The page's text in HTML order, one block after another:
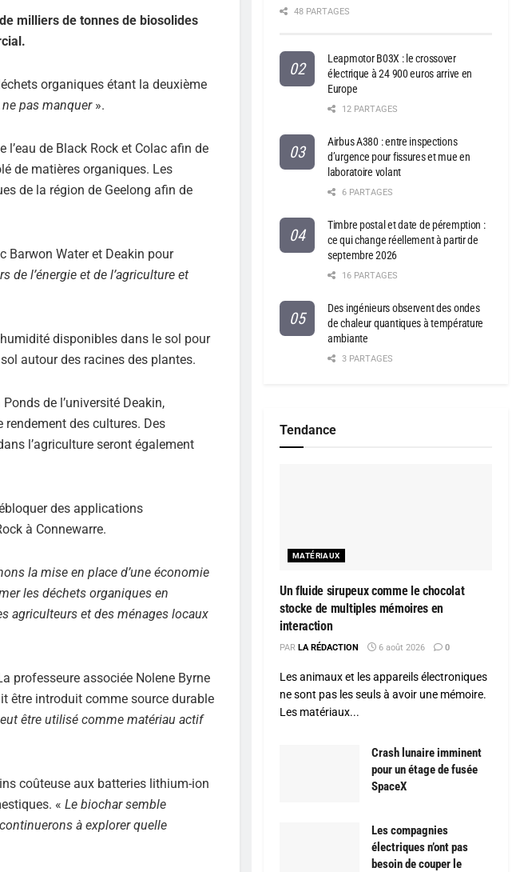
milliers de tonnes de biosolides
organiques étant la deuxième
pas manquer».
de Black Rock et Colac afin de
de matières organiques. Les
de la région de Geelong afin de
Barwon Water et Deakin pour
de l’énergie et de l’agriculture et
disponibles dans le sol pour
autour des racines des plantes.
de l’université Deakin,
des cultures. Des
l’agriculture seront également
des applications
à Connewarre.
la mise en place d’une économie
les déchets organiques en
agriculteurs et des ménages locaux
professeure associée Nolene Byrne
être introduit comme source durable
être utilisé comme matériau actif
coûteuse aux batteries lithium-ion
« Le biochar semble
à explorer quelle
48 PARTAGES
Leapmotor B03X : le crossover
électrique à 24 900 euros arrive en
Europe
12 PARTAGES
Airbus A380 : entre inspections
d’urgence pour fissures et mue en
laboratoire volant
6 PARTAGES
Timbre postal et date de péremption :
ce qui change réellement à partir de
septembre 2026
16 PARTAGES
Des ingénieurs observent des ondes
de chaleur quantiques à température
ambiante
3 PARTAGES
Tendance
MATÉRIAUX
Un fluide sirupeux comme le chocolat
stocke de multiples mémoires en
interaction
PAR LA RÉDACTION 6 août 2026 0
Les animaux et les appareils électroniques
ne sont pas les seuls à avoir une mémoire.
Les matériaux...
Crash lunaire imminent
pour un étage de fusée
SpaceX
Les compagnies
électriques n’ont pas
besoin de couper le